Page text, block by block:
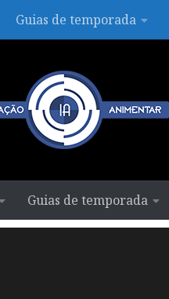
Guias de temporada
Guias de temporada